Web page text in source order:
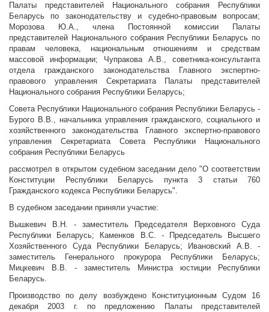
Палаты представителей Национального собрания Республики
Беларусь по законодательству и судебно-правовым вопросам;
Морозова Ю.А., члена Постоянной комиссии Палаты
представителей Национального собрания Республики Беларусь по
правам человека, национальным отношениям и средствам
массовой информации; Чупракова А.В., советника-консультанта
отдела гражданского законодательства Главного экспертно-
правового управления Секретариата Палаты представителей
Национального собрания Республики Беларусь;
Совета Республики Национального собрания Республики Беларусь -
Бурого В.В., начальника управления гражданского, социального и
хозяйственного законодательства Главного экспертно-правового
управления Секретариата Совета Республики Национального
собрания Республики Беларусь
рассмотрел в открытом судебном заседании дело "О соответствии
Конституции Республики Беларусь пункта 3 статьи 760
Гражданского кодекса Республики Беларусь".
В судебном заседании приняли участие:
Вышкевич В.Н. - заместитель Председателя Верховного Суда
Республики Беларусь; Каменков В.С. - Председатель Высшего
Хозяйственного Суда Республики Беларусь; Ивановский А.В. -
заместитель Генерального прокурора Республики Беларусь;
Мицкевич В.В. - заместитель Министра юстиции Республики
Беларусь.
Производство по делу возбуждено Конституционным Судом 16
декабря 2003 г. по предложению Палаты представителей